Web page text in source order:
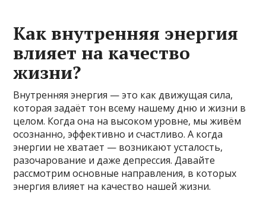
Как внутренняя энергия
влияет на качество
жизни?
Внутренняя энергия — это как движущая сила,
которая задаёт тон всему нашему дню и жизни в
целом. Когда она на высоком уровне, мы живём
осознанно, эффективно и счастливо. А когда
энергии не хватает — возникают усталость,
разочарование и даже депрессия. Давайте
рассмотрим основные направления, в которых
энергия влияет на качество нашей жизни.